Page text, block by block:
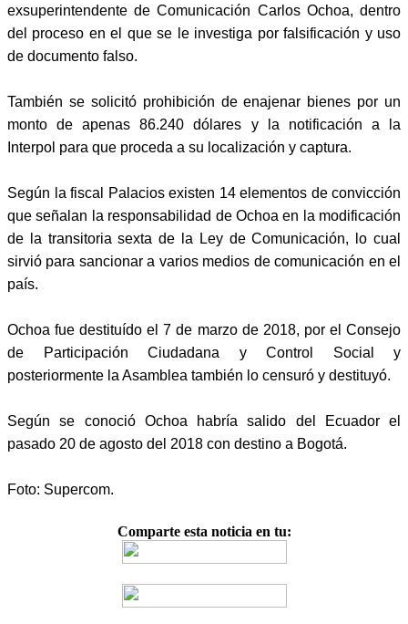
exsuperintendente de Comunicación Carlos Ochoa, dentro
del proceso en el que se le investiga por falsificación y uso
de documento falso.
También se solicitó prohibición de enajenar bienes por un
monto de apenas 86.240 dólares y la notificación a la
Interpol para que proceda a su localización y captura.
Según la fiscal Palacios existen 14 elementos de convicción
que señalan la responsabilidad de Ochoa en la modificación
de la transitoria sexta de la Ley de Comunicación, lo cual
sirvió para sancionar a varios medios de comunicación en el
país.
Ochoa fue destituído el 7 de marzo de 2018, por el Consejo
de Participación Ciudadana y Control Social y
posteriormente la Asamblea también lo censuró y destituyó.
Según se conoció Ochoa habría salido del Ecuador el
pasado 20 de agosto del 2018 con destino a Bogotá.
Foto: Supercom.
Comparte esta noticia en tu: